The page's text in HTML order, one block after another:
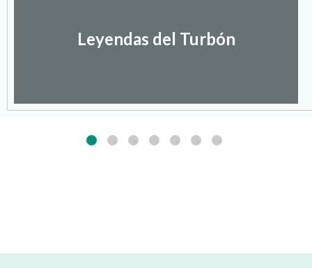
Leyendas del Turbón